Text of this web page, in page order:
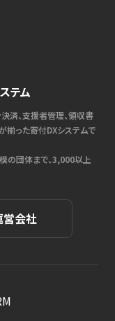
テム
済、支援者管理、領収書
揃った寄付DXシステムで
の団体まで、3,000以上
営会社